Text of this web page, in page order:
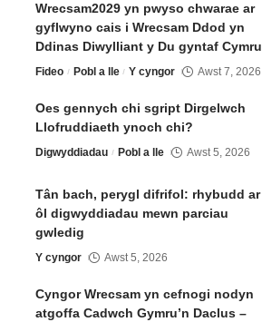
Wrecsam2029 yn pwyso chwarae ar
gyflwyno cais i Wrecsam Ddod yn
Ddinas Diwylliant y Du gyntaf Cymru
Fideo Pobl a lle Y cyngor Awst 7, 2026
Oes gennych chi sgript Dirgelwch
Llofruddiaeth ynoch chi?
Digwyddiadau Pobl a lle Awst 5, 2026
Tân bach, perygl difrifol: rhybudd ar
ôl digwyddiadau mewn parciau
gwledig
Y cyngor Awst 5, 2026
Cyngor Wrecsam yn cefnogi nodyn
atgoffa Cadwch Gymru’n Daclus –